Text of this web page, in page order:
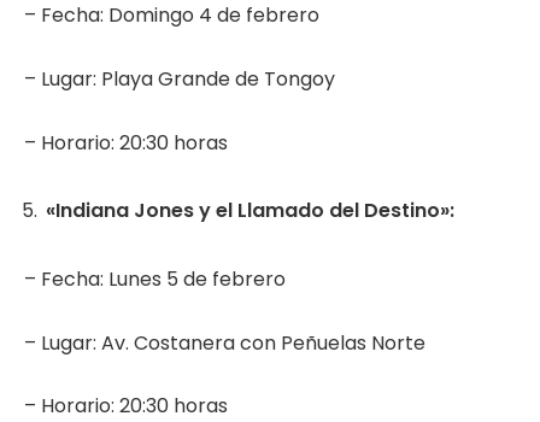
– Fecha: Domingo 4 de febrero
– Lugar: Playa Grande de Tongoy
– Horario: 20:30 horas
«Indiana Jones y el Llamado del Destino»:
– Fecha: Lunes 5 de febrero
– Lugar: Av. Costanera con Peñuelas Norte
– Horario: 20:30 horas